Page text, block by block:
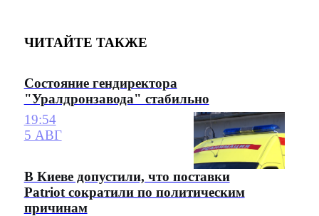
ЧИТАЙТЕ ТАКЖЕ
Состояние гендиректора
"Уралдронзавода" стабильно
19:54
5 АВГ
В Киеве допустили, что поставки
Patriot сократили по политическим
причинам